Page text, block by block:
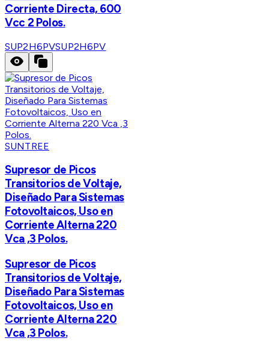
Corriente Directa, 600
Vcc 2 Polos.
SUP2H6PVSUP2H6PV
SUNTREE
Supresor de Picos
Transitorios de Voltaje,
Diseñado Para Sistemas
Fotovoltaicos, Uso en
Corriente Alterna 220
Vca ,3 Polos.
Supresor de Picos
Transitorios de Voltaje,
Diseñado Para Sistemas
Fotovoltaicos, Uso en
Corriente Alterna 220
Vca ,3 Polos.